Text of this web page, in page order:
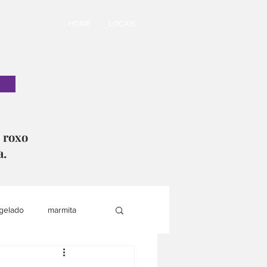
roxo
marmita
lanche saudável